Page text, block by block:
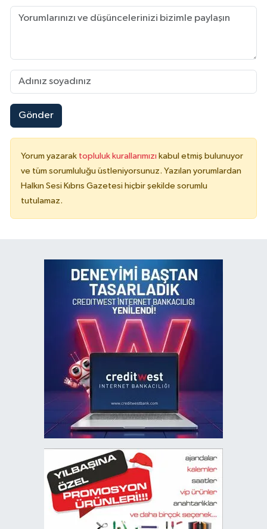
Gönder
Yorum yazarak topluluk kurallarımızı kabul etmiş bulunuyor
ve tüm sorumluluğu üstleniyorsunuz. Yazılan yorumlardan
Halkın Sesi Kıbrıs Gazetesi hiçbir şekilde sorumlu
tutulamaz.